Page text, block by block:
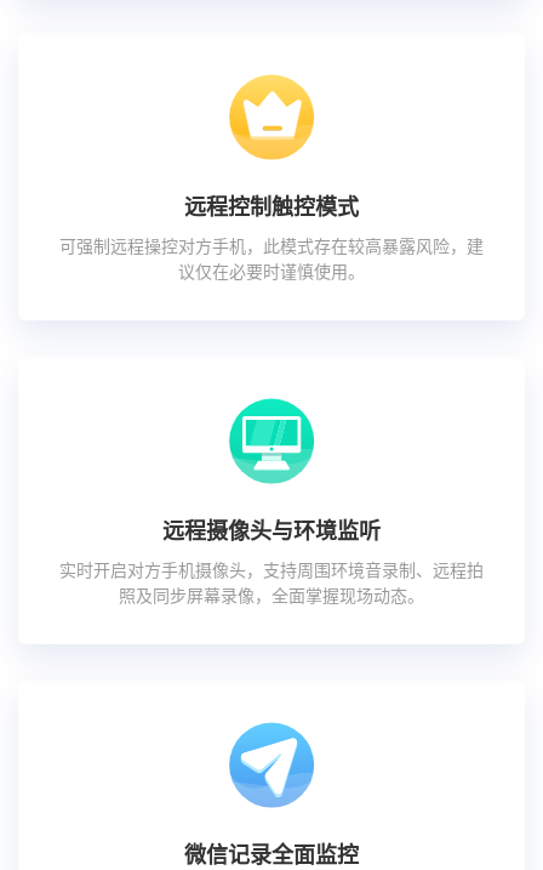
远程控制触控模式
可强制远程操控对方手机，此模式存在较高暴露风险，建
议仅在必要时谨慎使用。
远程摄像头与环境监听
实时开启对方手机摄像头，支持周围环境音录制、远程拍
照及同步屏幕录像，全面掌握现场动态。
微信记录全面监控